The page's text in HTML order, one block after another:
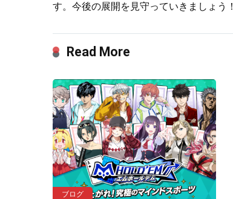
す。今後の展開を見守っていきましょう！
Read More
ブログ